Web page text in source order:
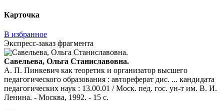
Карточка
В избранное
Экспресс-заказ фрагмента
Савельева, Ольга Станиславовна.
А. П. Пинкевич как теоретик и организатор высшего
педагогического образования : автореферат дис. ... кандидата
педагогических наук : 13.00.01 / Моск. пед. гос. ун-т им. В. И.
Ленина. - Москва, 1992. - 15 с.